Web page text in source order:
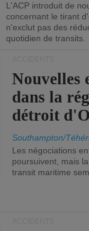
L'ACP introduit de
concernant le tirant
n'exclut pas des
quotidien de transits.
Nouvelles
dans la
détroit
Southampton/
Les négociations
poursuivent, mais
transit maritime